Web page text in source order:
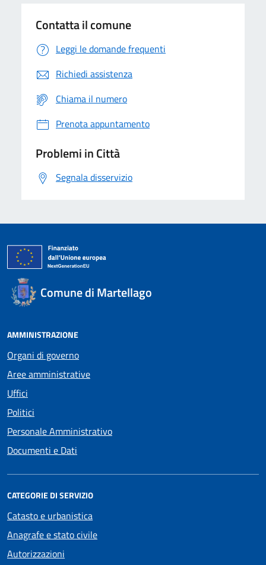
Contatta il comune
Leggi le domande frequenti
Richiedi assistenza
Chiama il numero
Prenota appuntamento
Problemi in Città
Segnala disservizio
Comune di Martellago
AMMINISTRAZIONE
Organi di governo
Aree amministrative
Uffici
Politici
Personale Amministrativo
Documenti e Dati
CATEGORIE DI SERVIZIO
Catasto e urbanistica
Anagrafe e stato civile
Autorizzazioni